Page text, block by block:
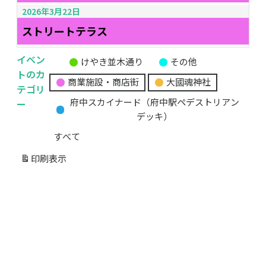
2026年3月22日
ストリートテラス
イベン
トのカ
テゴリ
ー
題
カ
ゴ
リ
けやき並木通り
その他
商業施設・商店街
大國魂神社
府中スカイナード（府中駅ペデストリアン
デッキ）
すべて
印刷 表示